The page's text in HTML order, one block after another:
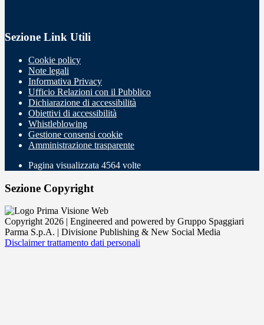
Sezione Link Utili
Cookie policy
Note legali
Informativa Privacy
Ufficio Relazioni con il Pubblico
Dichiarazione di accessibilità
Obiettivi di accessibilità
Whistleblowing
Gestione consensi cookie
Amministrazione trasparente
Pagina visualizzata 4564 volte
Sezione Copyright
Copyright 2026 | Engineered and powered by Gruppo Spaggiari
Parma S.p.A. | Divisione Publishing & New Social Media
Disclaimer trattamento dati personali